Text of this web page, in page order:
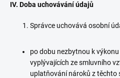
IV. Doba uchovávání údajů
Správce uchovává osobní
po dobu nezbytnou k
vyplývajících ze smluvního
uplatňování nároků z těchto